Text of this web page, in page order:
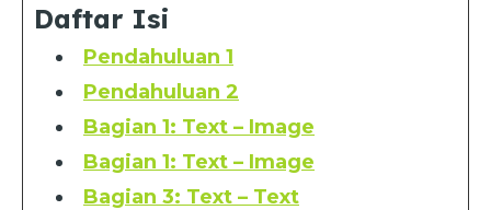
Daftar Isi
Pendahuluan 1
Pendahuluan 2
Bagian 1: Text – Image
Bagian 1: Text – Image
Bagian 3: Text – Text